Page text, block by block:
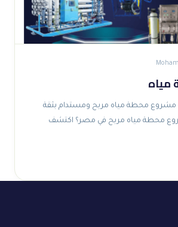
مشروع محطة مياه مربح ومستدام بثقة
محطة مياه مربح في مصر؟ اكتشف